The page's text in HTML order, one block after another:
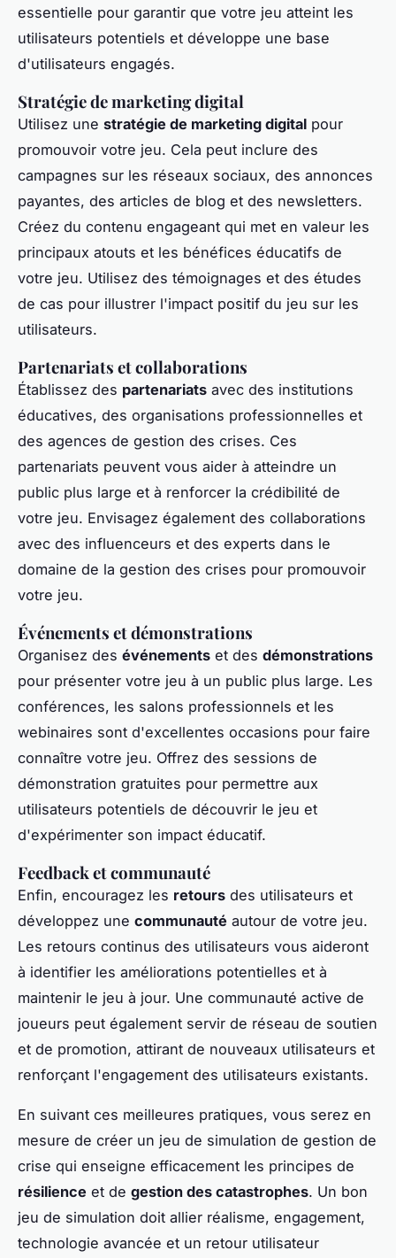
essentielle pour garantir que votre jeu atteint les
utilisateurs potentiels et développe une base
d'utilisateurs engagés.
Stratégie de marketing digital
Utilisez une stratégie de marketing digital pour
promouvoir votre jeu. Cela peut inclure des
campagnes sur les réseaux sociaux, des annonces
payantes, des articles de blog et des newsletters.
Créez du contenu engageant qui met en valeur les
principaux atouts et les bénéfices éducatifs de
votre jeu. Utilisez des témoignages et des études
de cas pour illustrer l'impact positif du jeu sur les
utilisateurs.
Partenariats et collaborations
Établissez des partenariats avec des institutions
éducatives, des organisations professionnelles et
des agences de gestion des crises. Ces
partenariats peuvent vous aider à atteindre un
public plus large et à renforcer la crédibilité de
votre jeu. Envisagez également des collaborations
avec des influenceurs et des experts dans le
domaine de la gestion des crises pour promouvoir
votre jeu.
Événements et démonstrations
Organisez des événements et des démonstrations
pour présenter votre jeu à un public plus large. Les
conférences, les salons professionnels et les
webinaires sont d'excellentes occasions pour faire
connaître votre jeu. Offrez des sessions de
démonstration gratuites pour permettre aux
utilisateurs potentiels de découvrir le jeu et
d'expérimenter son impact éducatif.
Feedback et communauté
Enfin, encouragez les retours des utilisateurs et
développez une communauté autour de votre jeu.
Les retours continus des utilisateurs vous aideront
à identifier les améliorations potentielles et à
maintenir le jeu à jour. Une communauté active de
joueurs peut également servir de réseau de soutien
et de promotion, attirant de nouveaux utilisateurs et
renforçant l'engagement des utilisateurs existants.
En suivant ces meilleures pratiques, vous serez en
mesure de créer un jeu de simulation de gestion de
crise qui enseigne efficacement les principes de
résilience et de gestion des catastrophes. Un bon
jeu de simulation doit allier réalisme, engagement,
technologie avancée et un retour utilisateur